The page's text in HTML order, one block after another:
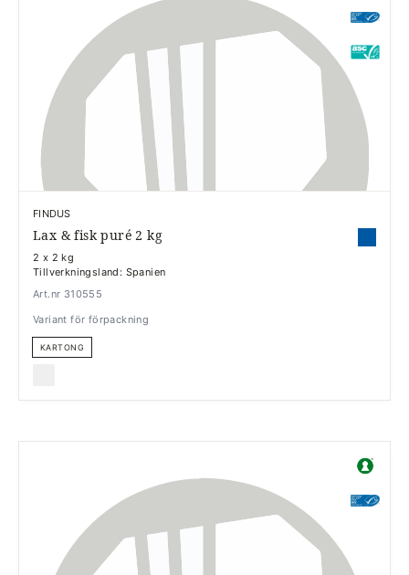
FINDUS
Lax & fisk puré 2 kg
2 x 2 kg
Tillverkningsland: Spanien
Art.nr 310555
Variant för förpackning
KARTONG